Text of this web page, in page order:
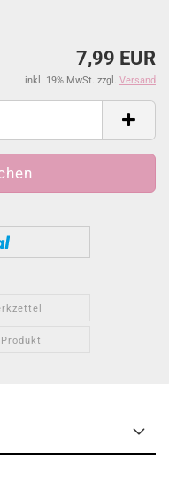
7,99 EUR
inkl. 19% MwSt. zzgl. Versand